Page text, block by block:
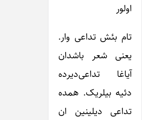
اولور
تام بئش تداعی وار.
یعنی شعر باشدان
آیاغا تداعی‌دیرده
دئیه بیلریک. همده
تداعی دیلینین ان